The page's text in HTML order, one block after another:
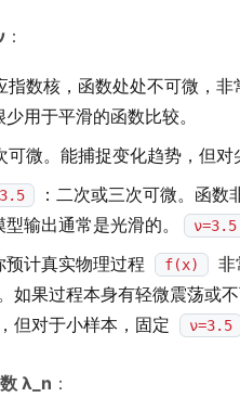
：
指数核，函数处处不可微，
用于平滑的函数比较。
可微。能捕捉变化趋势，但
3.5
：二次或三次可微。函数
型输出通常是光滑的。 ν=3.5
预计真实物理过程 f(x)
非
如果过程本身有轻微震荡或
，但对于小样本，固定 ν=3.5
λ_n ：